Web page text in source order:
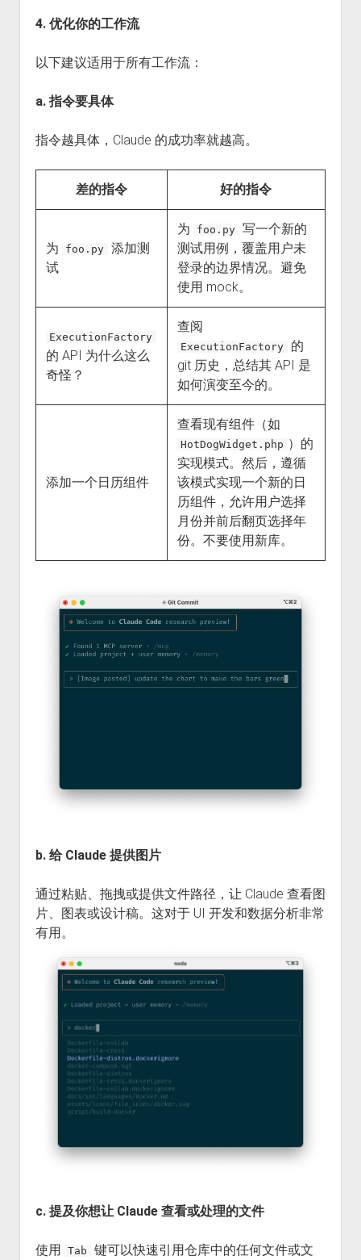
4. 优化你的工作流
以下建议适用于所有工作流：
a. 指令要具体
指令越具体，Claude 的成功率就越高。
差的指令 好的指令
为 foo.py 添加测
试
为 foo.py 写一个新的
测试用例，覆盖用户未
登录的边界情况。避免
使用 mock。
ExecutionFactory
的 API 为什么这么
奇怪？
查阅
ExecutionFactory
的
git 历史，总结其 API 是
如何演变至今的。
添加一个日历组件
查看现有组件（如
HotDogWidget.php ）的
实现模式。然后，遵循
该模式实现一个新的日
历组件，允许用户选择
月份并前后翻页选择年
份。不要使用新库。
b. 给 Claude 提供图片
通过粘贴、拖拽或提供文件路径，让 Claude 查看图
片、图表或设计稿。这对于 UI 开发和数据分析非常
有用。
c. 提及你想让 Claude 查看或处理的文件
使用 Tab
键可以快速引用仓库中的任何文件或文